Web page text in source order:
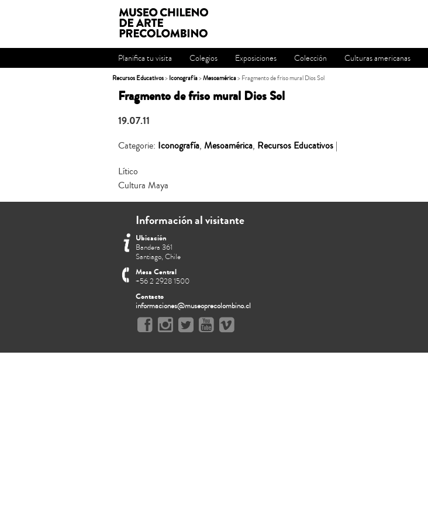
Planifica tu visita Colegios Exposiciones Colección Culturas americanas
Recursos Educativos> Iconografía>Mesoamérica> Fragmento de friso mural Dios Sol
Fragmento de friso mural Dios Sol
19.07.11
Categorie: Iconografía, Mesoamérica, Recursos Educativos |
Lítico
Cultura Maya
Información al visitante
Ubicación
Bandera 361
Santiago, Chile
Mesa Central
+56 2 2928 1500
Contacto
informaciones@museoprecolombino.cl